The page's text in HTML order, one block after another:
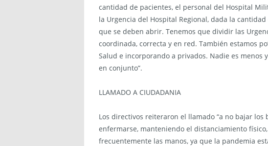
cantidad de pacientes, el personal del Hospital
la Urgencia del Hospital Regional, dada la
que se deben abrir. Tenemos que dividir las
coordinada, correcta y en red. También estamos
Salud e incorporando a privados. Nadie es menos
en conjunto”.
LLAMADO A CIUDADANIA
Los directivos reiteraron el llamado “a no bajar los
enfermarse, manteniendo el distanciamiento
frecuentemente las manos, ya que la pandemia